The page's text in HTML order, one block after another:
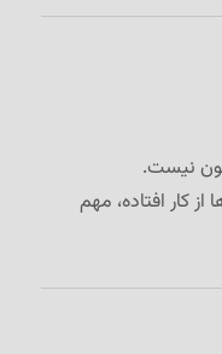
نیست.
کار افتاده، مهم